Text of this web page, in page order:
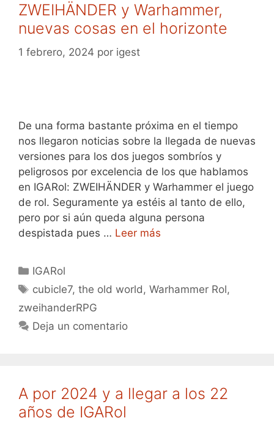
ZWEIHÄNDER y Warhammer,
nuevas cosas en el horizonte
1 febrero, 2024 por igest
De una forma bastante próxima en el tiempo
nos llegaron noticias sobre la llegada de nuevas
versiones para los dos juegos sombríos y
peligrosos por excelencia de los que hablamos
en IGARol: ZWEIHÄNDER y Warhammer el juego
de rol. Seguramente ya estéis al tanto de ello,
pero por si aún queda alguna persona
despistada pues … Leer más
Categorías
IGARol
Etiquetas
cubicle7,the old world ,Warhammer Rol,
zweihanderRPG
Deja un comentario
A por 2024 y a llegar a los 22
años de IGARol